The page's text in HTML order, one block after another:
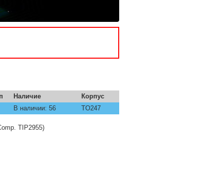
Наличие
Корпус
В наличии: 56 TO247
TIP2955)